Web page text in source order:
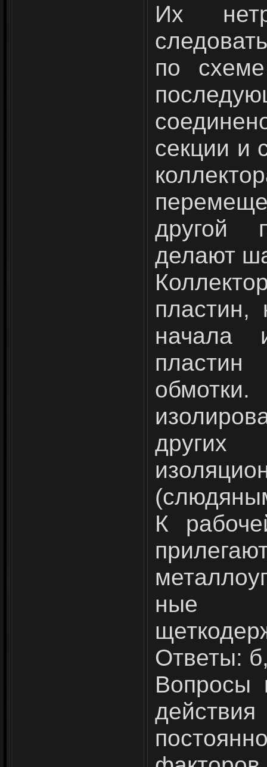
Их
по
секции и
другой
делают
пластин,
начала
пластин
К
ные
Ответы:
Вопросы